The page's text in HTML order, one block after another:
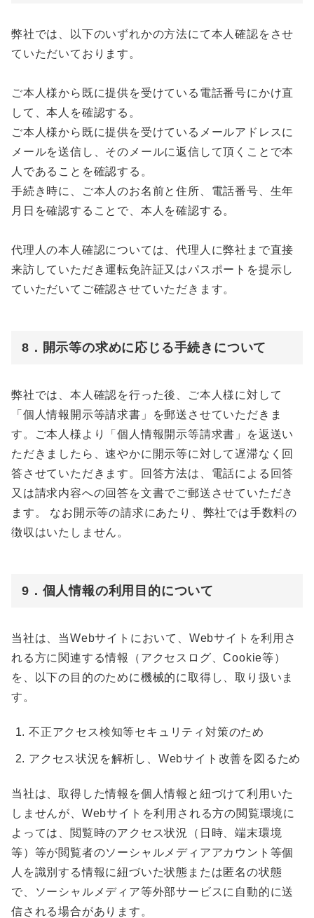
弊社では、以下のいずれかの方法にて本人確認をさせ
ていただいております。
ご本人様から既に提供を受けている電話番号にかけ直
して、本人を確認する。
ご本人様から既に提供を受けているメールアドレスに
メールを送信し、そのメールに返信して頂くことで本
人であることを確認する。
手続き時に、ご本人のお名前と住所、電話番号、生年
月日を確認することで、本人を確認する。
代理人の本人確認については、代理人に弊社まで直接
来訪していただき運転免許証又はパスポートを提示し
ていただいてご確認させていただきます。
8．開示等の求めに応じる手続きについて
弊社では、本人確認を行った後、ご本人様に対して
「個人情報開示等請求書」を郵送させていただきま
す。ご本人様より「個人情報開示等請求書」を返送い
ただきましたら、速やかに開示等に対して遅滞なく回
答させていただきます。回答方法は、電話による回答
又は請求内容への回答を文書でご郵送させていただき
ます。 なお開示等の請求にあたり、弊社では手数料の
徴収はいたしません。
9．個人情報の利用目的について
当社は、当Webサイトにおいて、Webサイトを利用さ
れる方に関連する情報（アクセスログ、Cookie等）
を、以下の目的のために機械的に取得し、取り扱いま
す。
不正アクセス検知等セキュリティ対策のため
アクセス状況を解析し、Webサイト改善を図るため
当社は、取得した情報を個人情報と紐づけて利用いた
しませんが、Webサイトを利用される方の閲覧環境に
よっては、閲覧時のアクセス状況（日時、端末環境
等）等が閲覧者のソーシャルメディアアカウント等個
人を識別する情報に紐づいた状態または匿名の状態
で、ソーシャルメディア等外部サービスに自動的に送
信される場合があります。